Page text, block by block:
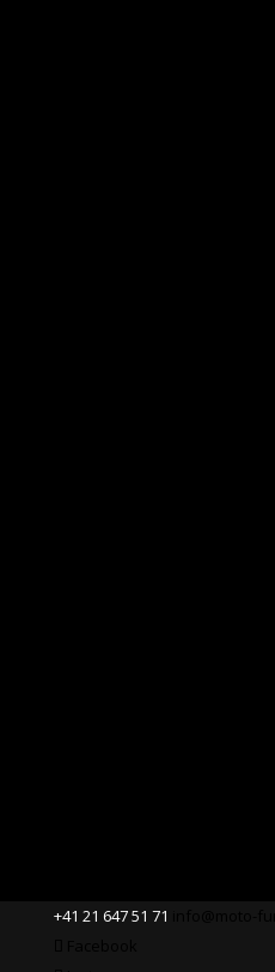
+41 21 647 51 71